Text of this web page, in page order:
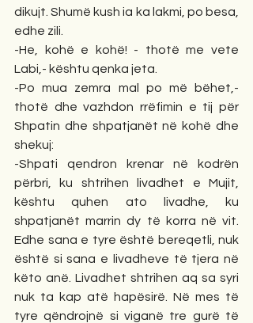
dikujt. Shumë kush ia ka lakmi, po besa,
edhe zili.
-He, kohë e kohë! - thotë me vete
Labi,- kështu qenka jeta.
-Po mua zemra mal po më bëhet,-
thotë dhe vazhdon rrëfimin e tij për
Shpatin dhe shpatjanët në kohë dhe
shekuj:
-Shpati qendron krenar në kodrën
përbri, ku shtrihen livadhet e Mujit,
kështu quhen ato livadhe, ku
shpatjanët marrin dy të korra në vit.
Edhe sana e tyre është bereqetli, nuk
është si sana e livadheve të tjera në
këto anë. Livadhet shtrihen aq sa syri
nuk ta kap atë hapësirë. Në mes të
tyre qëndrojnë si viganë tre gurë të